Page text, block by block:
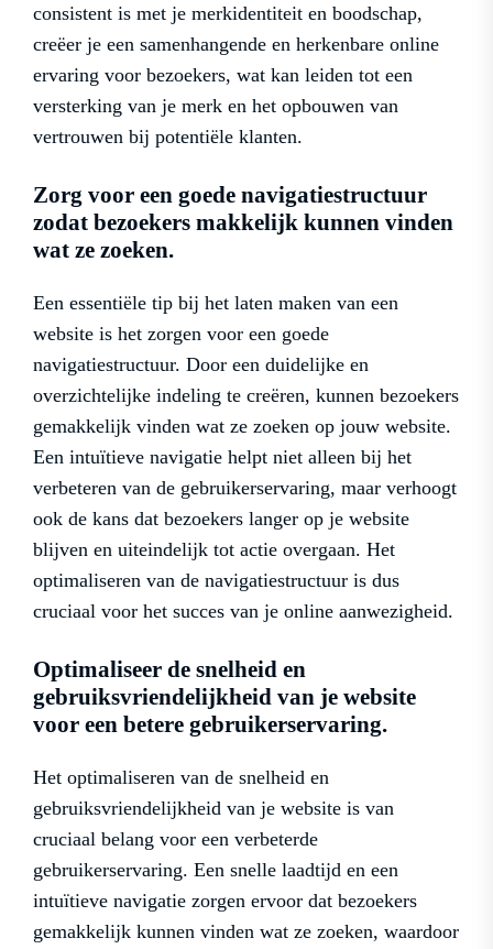
consistent is met je merkidentiteit en boodschap,
creëer je een samenhangende en herkenbare online
ervaring voor bezoekers, wat kan leiden tot een
versterking van je merk en het opbouwen van
vertrouwen bij potentiële klanten.
Zorg voor een goede navigatiestructuur
zodat bezoekers makkelijk kunnen vinden
wat ze zoeken.
Een essentiële tip bij het laten maken van een
website is het zorgen voor een goede
navigatiestructuur. Door een duidelijke en
overzichtelijke indeling te creëren, kunnen bezoekers
gemakkelijk vinden wat ze zoeken op jouw website.
Een intuïtieve navigatie helpt niet alleen bij het
verbeteren van de gebruikerservaring, maar verhoogt
ook de kans dat bezoekers langer op je website
blijven en uiteindelijk tot actie overgaan. Het
optimaliseren van de navigatiestructuur is dus
cruciaal voor het succes van je online aanwezigheid.
Optimaliseer de snelheid en
gebruiksvriendelijkheid van je website
voor een betere gebruikerservaring.
Het optimaliseren van de snelheid en
gebruiksvriendelijkheid van je website is van
cruciaal belang voor een verbeterde
gebruikerservaring. Een snelle laadtijd en een
intuïtieve navigatie zorgen ervoor dat bezoekers
gemakkelijk kunnen vinden wat ze zoeken, waardoor